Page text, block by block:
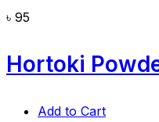
৳ 95
Hortoki
Add to Cart